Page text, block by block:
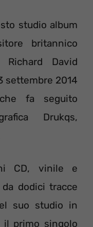
studio album
britannico
Richard David
settembre 2014
fa seguito
Drukqs,
CD, vinile e
dodici tracce
suo studio in
il primo singolo